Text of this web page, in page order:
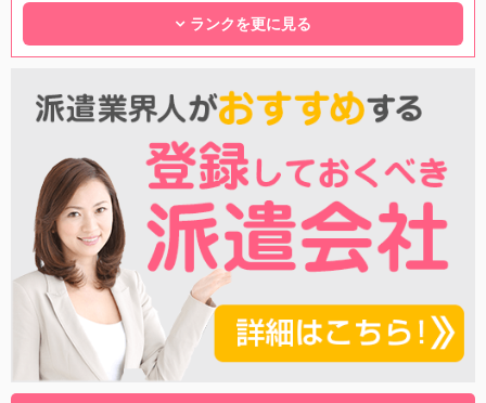
ランクを更に見る